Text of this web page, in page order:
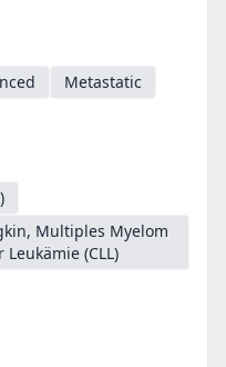
Metastatic
Multiples Myelom
(CLL)